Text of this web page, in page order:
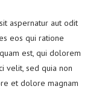
aspernatur aut odit
eos qui ratione
est, qui dolorem
velit, sed quia non
et dolore magnam